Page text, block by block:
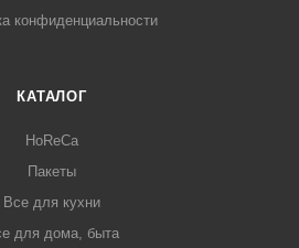
конфиденциальности
КАТАЛОГ
HoReCa
Пакеты
Все для кухни
для дома, быта